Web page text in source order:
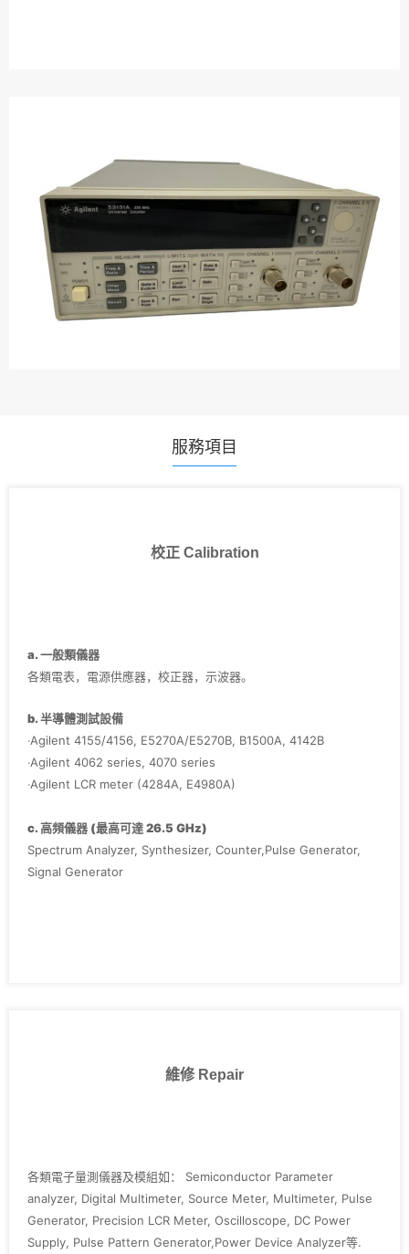
服務項目
校正 Calibration
a. 一般類儀器
各類電表，電源供應器，校正器，示波器。
b. 半導體測試設備
‧Agilent 4155/4156, E5270A/E5270B, B1500A, 4142B
‧Agilent 4062 series, 4070 series
‧Agilent LCR meter (4284A, E4980A)
‧Agilent E4411B
‧Keithley 2400 series, 236, 237, 238, 2636,3700
c. 高頻儀器 (最高可達 26.5 GHz)
Spectrum Analyzer, Synthesizer, Counter,Pulse Generator,
Signal Generator
維修 Repair
各類電子量測儀器及模組如： Semiconductor Parameter
analyzer, Digital Multimeter, Source Meter, Multimeter, Pulse
Generator, Precision LCR Meter, Oscilloscope, DC Power
Supply, Pulse Pattern Generator,Power Device Analyzer等.